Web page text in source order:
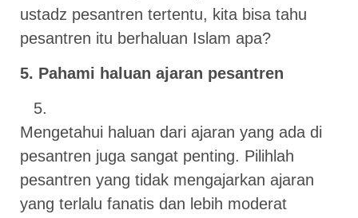
ustadz pesantren tertentu, kita bisa tahu
pesantren itu berhaluan Islam apa?
5. Pahami haluan ajaran pesantren
Mengetahui haluan dari ajaran yang ada di
pesantren juga sangat penting. Pilihlah
pesantren yang tidak mengajarkan ajaran
yang terlalu fanatis dan lebih moderat